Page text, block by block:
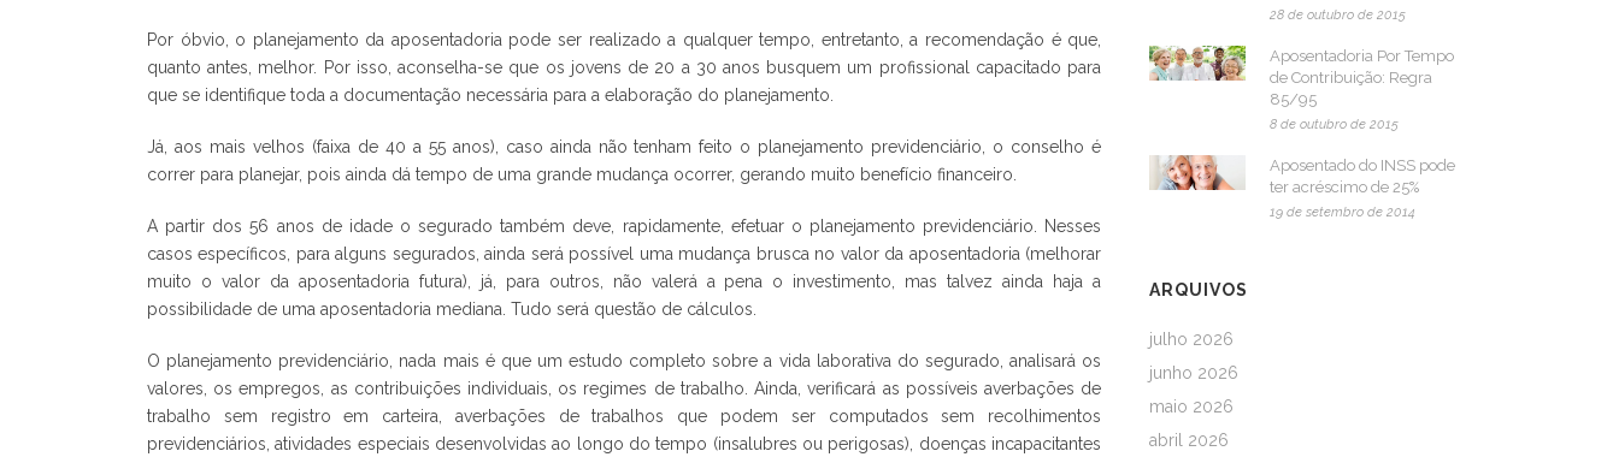
Por óbvio, o planejamento da aposentadoria pode ser realizado a qualquer tempo, entretanto, a recomendação é que,
quanto antes, melhor. Por isso, aconselha-se que os jovens de 20 a 30 anos busquem um profissional capacitado para
que se identifique toda a documentação necessária para a elaboração do planejamento.
Já, aos mais velhos (faixa de 40 a 55 anos), caso ainda não tenham feito o planejamento previdenciário, o conselho é
correr para planejar, pois ainda dá tempo de uma grande mudança ocorrer, gerando muito benefício financeiro.
A partir dos 56 anos de idade o segurado também deve, rapidamente, efetuar o planejamento previdenciário. Nesses
casos específicos, para alguns segurados, ainda será possível uma mudança brusca no valor da aposentadoria (melhorar
muito o valor da aposentadoria futura), já, para outros, não valerá a pena o investimento, mas talvez ainda haja a
possibilidade de uma aposentadoria mediana. Tudo será questão de cálculos.
O planejamento previdenciário, nada mais é que um estudo completo sobre a vida laborativa do segurado, analisará os
valores, os empregos, as contribuições individuais, os regimes de trabalho. Ainda, verificará as possíveis averbações de
trabalho sem registro em carteira, averbações de trabalhos que podem ser computados sem recolhimentos
previdenciários, atividades especiais desenvolvidas ao longo do tempo (insalubres ou perigosas), doenças incapacitantes
28 de outubro de 2015
Aposentadoria Por Tempo
de Contribuição: Regra
85/95
8 de outubro de 2015
Aposentado do INSS pode
ter acréscimo de 25%
19 de setembro de 2014
ARQUIVOS
julho 2026
junho 2026
maio 2026
abril 2026